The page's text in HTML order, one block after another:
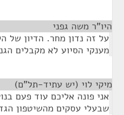
היו"ר משה גפני
על זה נדון מחר. הדיון של
מענקי הסיוע לא מקבלים
מיקי לוי (יש עתיד-תל"ם)
אני פונה אליכם עוד פעם
שבעלי עסקים מהשיטפון